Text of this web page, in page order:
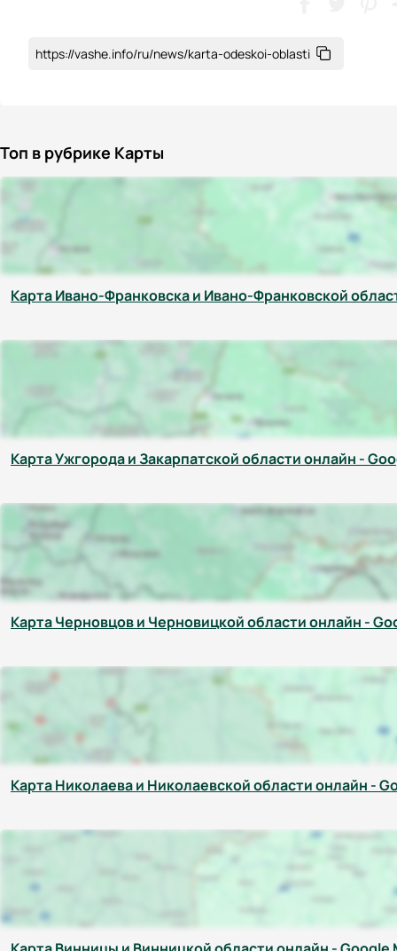
https://vashe.info/ru/news/karta-odeskoi-oblasti
Топ в рубрике Карты
Карта Ивано-Франковска и Ивано-Франковской
Карта Ужгорода и Закарпатской области онлайн -
Карта Черновцов и Черновицкой области онлайн -
Карта Николаева и Николаевской области онлайн -